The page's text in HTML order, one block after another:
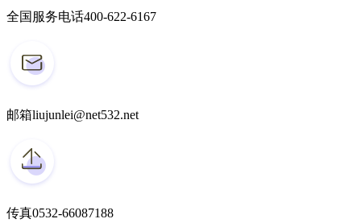
全国服务电话400-622-6167
邮箱liujunlei@net532.net
传真0532-66087188